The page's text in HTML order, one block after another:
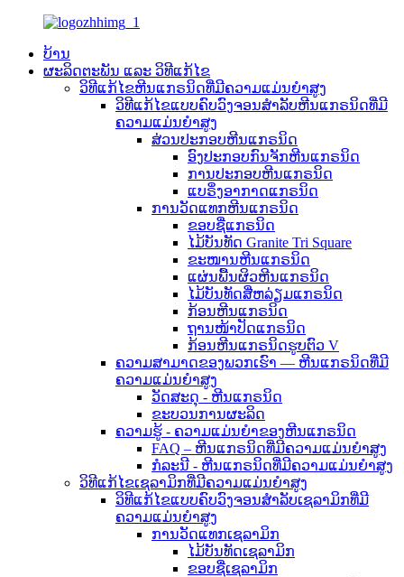
ບ້ານ
ຜະລິດຕະພັນ ແລະ ວິທີແກ້ໄຂ
ວິທີແກ້ໄຂຫີນແກຣນິດທີ່ມີຄວາມແມ່ນຍຳສູງ
ວິທີແກ້ໄຂແບບຄົບວົງຈອນສຳລັບຫີນແກຣນິດທີ່ມີ
ຄວາມແມ່ນຍໍາສູງ
ສ່ວນປະກອບຫີນແກຣນິດ
ອົງປະກອບກົນຈັກຫີນແກຣນິດ
ການປະກອບຫີນແກຣນິດ
ແບຣິ່ງອາກາດແກຣນິດ
ການວັດແທກຫີນແກຣນິດ
ຂອບຊື່ແກຣນິດ
ໄມ້ບັນທັດ Granite Tri Square
ຂະໜານຫີນແກຣນິດ
ແຜ່ນພື້ນຜິວຫີນແກຣນິດ
ໄມ້ບັນທັດສີ່ຫລ່ຽມແກຣນິດ
ກ້ອນຫີນແກຣນິດ
ຖານໜ້າປັດແກຣນິດ
ກ້ອນຫີນແກຣນິດຮູບຕົວ V
ຄວາມສາມາດຂອງພວກເຮົາ — ຫີນແກຣນິດທີ່ມີ
ຄວາມແມ່ນຍຳສູງ
ວັດສະດຸ - ຫີນແກຣນິດ
ຂະບວນການຜະລິດ
ຄວາມຮູ້ - ຄວາມແມ່ນຍໍາຂອງຫີນແກຣນິດ
FAQ – ຫີນແກຣນິດທີ່ມີຄວາມແມ່ນຍໍາສູງ
ກໍລະນີ - ຫີນແກຣນິດທີ່ມີຄວາມແມ່ນຍໍາສູງ
ວິທີແກ້ໄຂເຊລາມິກທີ່ມີຄວາມແມ່ນຍໍາສູງ
ວິທີແກ້ໄຂແບບຄົບວົງຈອນສຳລັບເຊລາມິກທີ່ມີ
ຄວາມແມ່ນຍໍາສູງ
ການວັດແທກເຊລາມິກ
ໄມ້ບັນທັດເຊລາມິກ
ຂອບຊື່ເຊລາມິກ